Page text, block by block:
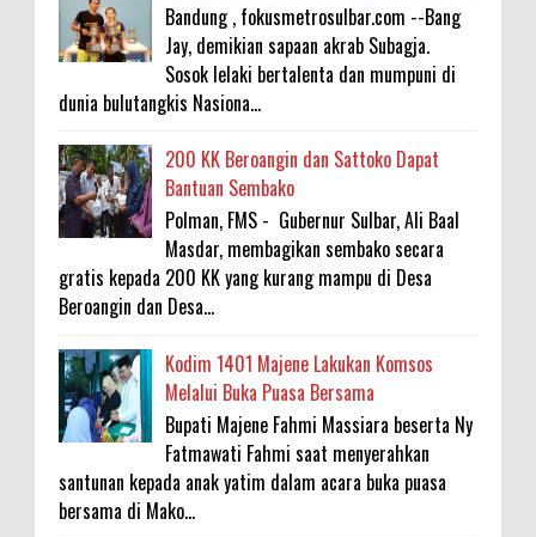
Bandung , fokusmetrosulbar.com --Bang
Jay, demikian sapaan akrab Subagja.
Sosok lelaki bertalenta dan mumpuni di
dunia bulutangkis Nasiona...
200 KK Beroangin dan Sattoko Dapat
Bantuan Sembako
Polman, FMS - Gubernur Sulbar, Ali Baal
Masdar, membagikan sembako secara
gratis kepada 200 KK yang kurang mampu di Desa
Beroangin dan Desa...
Kodim 1401 Majene Lakukan Komsos
Melalui Buka Puasa Bersama
Bupati Majene Fahmi Massiara beserta Ny
Fatmawati Fahmi saat menyerahkan
santunan kepada anak yatim dalam acara buka puasa
bersama di Mako...